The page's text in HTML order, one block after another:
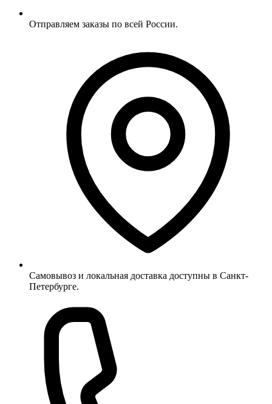
Отправляем заказы по всей России.
Самовывоз и локальная доставка доступны в Санкт-
Петербурге.